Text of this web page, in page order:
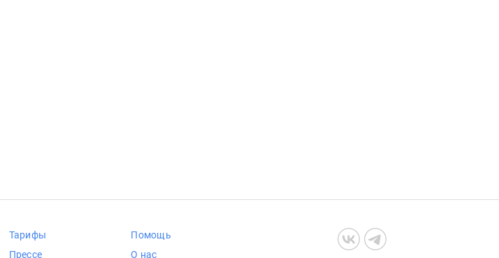
Тарифы
Прессе
Помощь
О нас